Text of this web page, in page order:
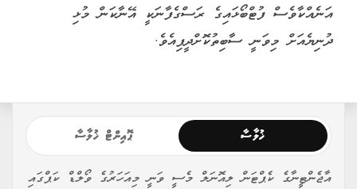
އަނެއްކާވެސް ފުޓްބޯޅައިގެ ރަސްގެފާނަކީ އޭނާކަން މުޅި
ދުނިޔެއަށް މިވަނީ ސާބިތުކޮށްދީފިއެވެ.
ޚުލާސާ ޕޮއިންޓް ޚުލާސާ
އާޖެންޓީނާގެ ކެޕްޓަން ލިއޮނަލް މެސީ ވަނީ މިއަހަރުގެ ވޯލްޑް ކަޕްގައި